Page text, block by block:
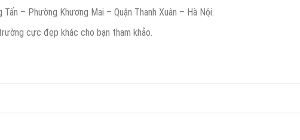
– Phường Khương Mai – Quận Thanh Xuân – Hà Nội.
cực đẹp khác cho bạn tham khảo.